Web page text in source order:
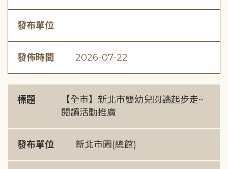
發布單位
發佈時間 2026-07-22
標題
【全市】新北市嬰幼兒閱讀起步走~
閱讀活動推廣
發布單位 新北市圖(總館)